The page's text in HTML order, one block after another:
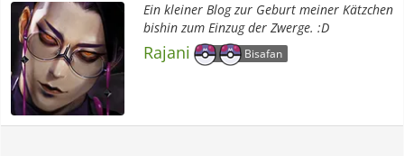
Ein kleiner Blog zur Geburt meiner Kätzchen
bishin zum Einzug der Zwerge. :D
Rajani Bisafan